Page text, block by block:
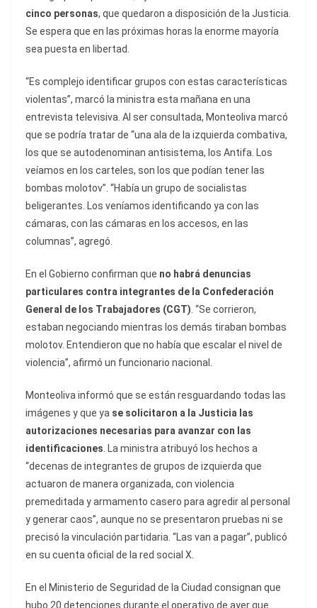
cinco personas, que quedaron a disposición de la Justicia.
Se espera que en las próximas horas la enorme mayoría
sea puesta en libertad.
“Es complejo identificar grupos con estas características
violentas”, marcó la ministra esta mañana en una
entrevista televisiva. Al ser consultada, Monteoliva marcó
que se podría tratar de “una ala de la izquierda combativa,
los que se autodenominan antisistema, los Antifa. Los
veíamos en los carteles, son los que podían tener las
bombas molotov”. “Había un grupo de socialistas
beligerantes. Los veníamos identificando ya con las
cámaras, con las cámaras en los accesos, en las
columnas”, agregó.
En el Gobierno confirman que no habrá denuncias
particulares contra integrantes de la Confederación
General de los Trabajadores (CGT). “Se corrieron,
estaban negociando mientras los demás tiraban bombas
molotov. Entendieron que no había que escalar el nivel de
violencia”, afirmó un funcionario nacional.
Monteoliva informó que se están resguardando todas las
imágenes y que ya se solicitaron a la Justicia las
autorizaciones necesarias para avanzar con las
identificaciones. La ministra atribuyó los hechos a
“decenas de integrantes de grupos de izquierda que
actuaron de manera organizada, con violencia
premeditada y armamento casero para agredir al personal
y generar caos”, aunque no se presentaron pruebas ni se
precisó la vinculación partidaria. “Las van a pagar”, publicó
en su cuenta oficial de la red social X.
En el Ministerio de Seguridad de la Ciudad consignan que
hubo 20 detenciones durante el operativo de ayer que